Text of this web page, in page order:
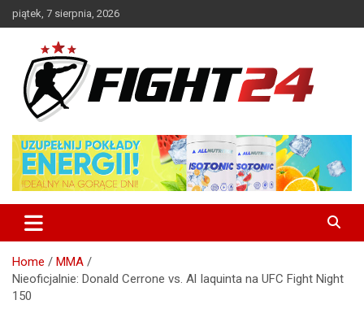
Skip
to
piątek, 7 sierpnia, 2026
FIGHT24.PL – MMA i K-1, UFC
Home
MMA
Nieoficjalnie: Donald Cerrone vs. Al Iaquinta na UFC Fight Night
150